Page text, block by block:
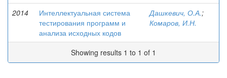
2014
Интеллектуальная система
тестирования программ и
анализа исходных кодов
Дашкевич, О.А.;
Комаров, И.Н.
Showing results 1 to 1 of 1